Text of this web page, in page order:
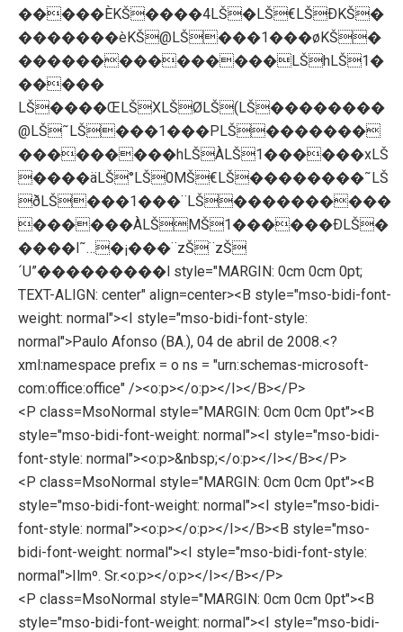
�����ÈKŠ����4LŠ�LŠ€LŠÐKŠ�
�������èKŠ@LŠ���1���øKŠ�
���������������LŠhLŠ1�
�����
LŠ����ŒLŠXLŠØLŠ(LŠ��������
@LŠ˜LŠ���1���PLŠ�������
���������hLŠÀLŠ1������xLŠ
����äLŠ°LŠ0MŠ€LŠ��������˜LŠ
ðLŠ���1���¨LŠ����������
������ÀLŠMŠ1������ÐLŠ�
����l˜…�¡���¨zŠ¨zŠ
´U”���������l style="MARGIN: 0cm 0cm 0pt;
TEXT-ALIGN: center" align=center><B style="mso-bidi-font-
weight: normal"><I style="mso-bidi-font-style:
normal">Paulo Afonso (BA.), 04 de abril de 2008.<?
xml:namespace prefix = o ns = "urn:schemas-microsoft-
com:office:office" /><o:p></o:p></I></B></P>
<P class=MsoNormal style="MARGIN: 0cm 0cm 0pt"><B
style="mso-bidi-font-weight: normal"><I style="mso-bidi-
font-style: normal"><o:p>&nbsp;</o:p></I></B></P>
<P class=MsoNormal style="MARGIN: 0cm 0cm 0pt"><B
style="mso-bidi-font-weight: normal"><I style="mso-bidi-
font-style: normal"><o:p></o:p></I></B><B style="mso-
bidi-font-weight: normal"><I style="mso-bidi-font-style:
normal">Ilmº. Sr.<o:p></o:p></I></B></P>
<P class=MsoNormal style="MARGIN: 0cm 0cm 0pt"><B
style="mso-bidi-font-weight: normal"><I style="mso-bidi-